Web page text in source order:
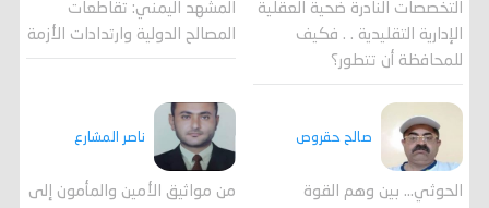
التخصصات النادرة ضحية العقلية
الإدارية التقليدية . . فكيف
للمحافظة أن تتطور؟
المشهد اليمني: تقاطعات
المصالح الدولية وارتدادات الأزمة
صالح حقروص
الحوثي... بين وهم القوة
ناصر المشارع
من مواثيق الأمين والمأمون إلى